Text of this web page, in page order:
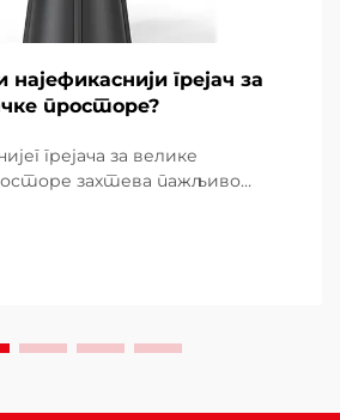
грејач за
просторе?
грејача за велике
захтева пажљиво
енергије. Лош избор може